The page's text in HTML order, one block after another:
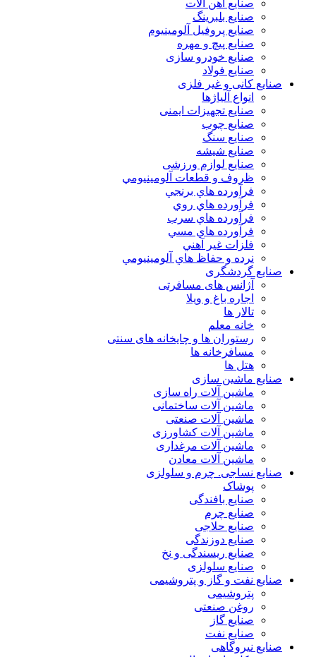
صنایع آهن آلات
صنایع بلبرینگ
صنایع پروفیل آلومینیوم
صنایع پیچ و مهره
صنایع خودرو سازی
صنایع فولاد
صنایع کانی و غیر فلزی
انواع آلياژها
صنایع تجهیزات ایمنی
صنایع چوب
صنایع سنگ
صنایع شیشه
صنایع لوازم ورزشی
ظروف و قطعات آلومينيومي
فرآورده هاي برنجي
فرآورده هاي روي
فرآورده هاي سرب
فرآورده هاي مسي
فلزات غير آهني
نرده و حفاظ هاي آلومينيومي
صنایع گردشگری
آژانس های مسافرتی
اجاره باغ و ویلا
تالار ها
خانه معلم
رستوران ها و چایخانه های سنتی
مسافرخانه ها
هتل ها
صنایع ماشین سازی
ماشین آلات راه سازی
ماشین آلات ساختمانی
ماشین آلات صنعتی
ماشین آلات کشاورزی
ماشین آلات مرغداری
ماشین آلات معادن
صنایع نساجی. چرم و سلولزی
پوشاک
صنایع بافندگی
صنایع چرم
صنایع حلاجی
صنایع دوزندگی
صنایع ریسندگی و نخ
صنایع سلولزی
صنایع نفت و گاز و پتروشیمی
پتروشیمی
روغن صنعتی
صنایع گاز
صنایع نفت
صنایع نیروگاهی